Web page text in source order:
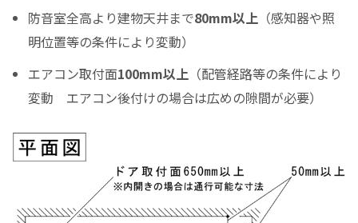
月々のお支払金額
（初回月のみ）お支払金額
防音室全高より建物天井まで80mm以上 （感知器や照
明位置等の条件により変動）
エアコン取付面100mm以上 （配管経路等の条件により
変動 エアコン後付けの場合は広めの隙間が必要）